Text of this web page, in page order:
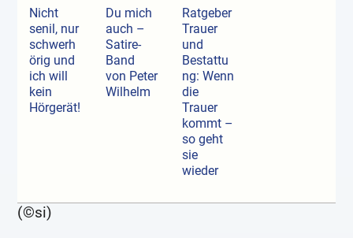
Nicht
senil, nur
schwerh
örig und
ich will
kein
Hörgerät!
Du mich
auch –
Satire-
Band
von Peter
Wilhelm
Ratgeber
Trauer
und
Bestattu
ng: Wenn
die
Trauer
kommt –
so geht
sie
wieder
(©si)